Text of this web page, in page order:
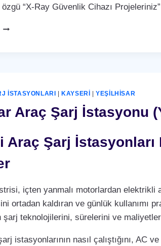
özgü “X-Ray Güvenlik Cihazı
İSTASYONLARI |KAYSERI |YEŞILHISAR
Araç Şarj İstasyonu
Şarj İstasyonları
içten yanmalı motorlardan
ortadan kaldıran ve günlük kullanımı
şarj teknolojilerini, sürelerini ve
istasyonlarının nasıl çalıştığını, AC